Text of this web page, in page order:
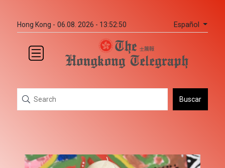
Hong Kong - 06.08. 2026 - 13:52:50 Español
Buscar